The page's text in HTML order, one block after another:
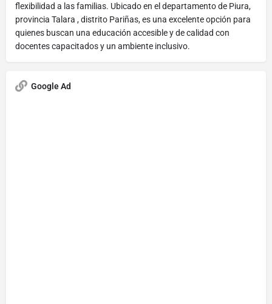
flexibilidad a las familias. Ubicado en el departamento de Piura,
provincia Talara , distrito Pariñas, es una excelente opción para
quienes buscan una educación accesible y de calidad con
docentes capacitados y un ambiente inclusivo.
Google Ad